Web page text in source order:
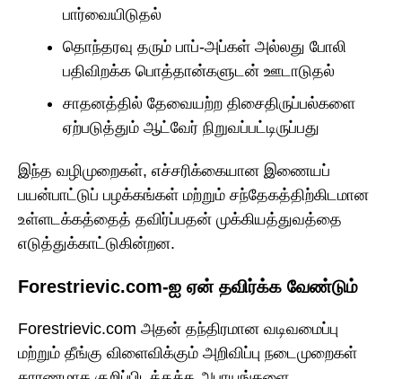
பார்வையிடுதல்
தொந்தரவு தரும் பாப்-அப்கள் அல்லது போலி
பதிவிறக்க பொத்தான்களுடன் ஊடாடுதல்
சாதனத்தில் தேவையற்ற திசைதிருப்பல்களை
ஏற்படுத்தும் ஆட்வேர் நிறுவப்பட்டிருப்பது
இந்த வழிமுறைகள், எச்சரிக்கையான இணையப்
பயன்பாட்டுப் பழக்கங்கள் மற்றும் சந்தேகத்திற்கிடமான
உள்ளடக்கத்தைத் தவிர்ப்பதன் முக்கியத்துவத்தை
எடுத்துக்காட்டுகின்றன.
Forestrievic.com-ஐ ஏன் தவிர்க்க வேண்டும்
Forestrievic.com அதன் தந்திரமான வடிவமைப்பு
மற்றும் தீங்கு விளைவிக்கும் அறிவிப்பு நடைமுறைகள்